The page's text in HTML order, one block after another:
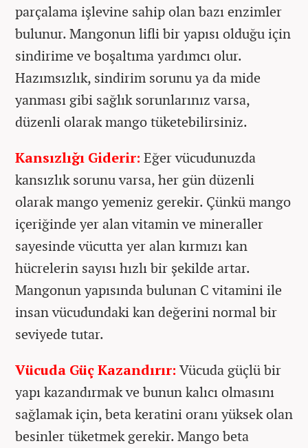
parçalama işlevine sahip olan bazı enzimler
bulunur. Mangonun lifli bir yapısı olduğu için
sindirime ve boşaltıma yardımcı olur.
Hazımsızlık, sindirim sorunu ya da mide
yanması gibi sağlık sorunlarınız varsa,
düzenli olarak mango tüketebilirsiniz.
Kansızlığı Giderir: Eğer vücudunuzda
kansızlık sorunu varsa, her gün düzenli
olarak mango yemeniz gerekir. Çünkü mango
içeriğinde yer alan vitamin ve mineraller
sayesinde vücutta yer alan kırmızı kan
hücrelerin sayısı hızlı bir şekilde artar.
Mangonun yapısında bulunan C vitamini ile
insan vücudundaki kan değerini normal bir
seviyede tutar.
Vücuda Güç Kazandırır: Vücuda güçlü bir
yapı kazandırmak ve bunun kalıcı olmasını
sağlamak için, beta keratini oranı yüksek olan
besinler tüketmek gerekir. Mango beta